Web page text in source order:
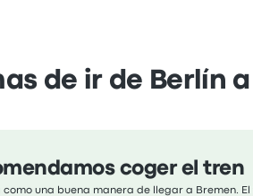
de ir de Berlín
coger el tren
como una buena manera de llegar a Bremen.